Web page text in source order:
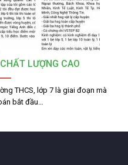
LƯỢNG CAO
THCS, lớp 7 là giai đoạn mà
bắt đầu…